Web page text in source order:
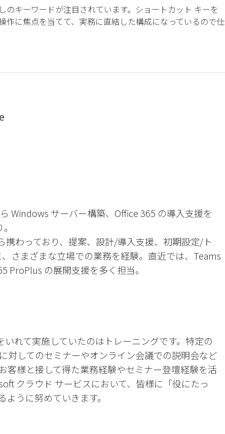
のキーワードが注目されています。ショートカット キーを
作に焦点を当てて、実務に直結した構成になっているので仕
Windows サーバー構築、Office 365 の導入支援を
携わっており、提案、設計/導入支援、初期設定/ト
さまざまな立場での業務を経験。直近では、Teams
ProPlus の展開支援を多く担当。
れて実施していたのはトレーニングです。特定の
対してのセミナーやオンライン会議での説明会など
客様と接して得た業務経験やセミナー登壇経験を活
クラウド サービスにおいて、皆様に「役にたっ
うに努めていきます。